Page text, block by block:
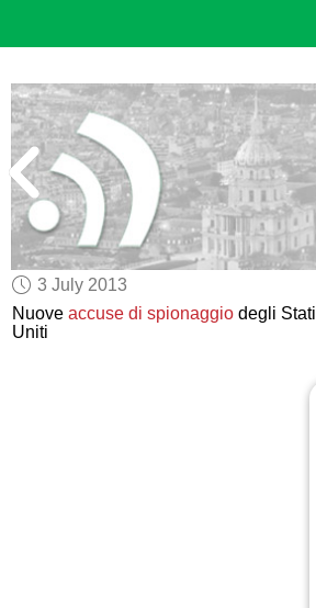
3 July 2013
Nuoveaccuse di spionaggio degli Stati
Uniti